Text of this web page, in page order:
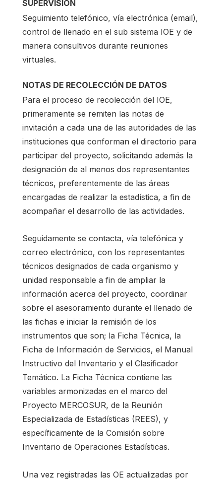
SUPERVISIÓN
Seguimiento telefónico, vía electrónica (email),
control de llenado en el sub sistema IOE y de
manera consultivos durante reuniones
virtuales.
NOTAS DE RECOLECCIÓN DE DATOS
Para el proceso de recolección del IOE,
primeramente se remiten las notas de
invitación a cada una de las autoridades de las
instituciones que conforman el directorio para
participar del proyecto, solicitando además la
designación de al menos dos representantes
técnicos, preferentemente de las áreas
encargadas de realizar la estadística, a fin de
acompañar el desarrollo de las actividades.
Seguidamente se contacta, vía telefónica y
correo electrónico, con los representantes
técnicos designados de cada organismo y
unidad responsable a fin de ampliar la
información acerca del proyecto, coordinar
sobre el asesoramiento durante el llenado de
las fichas e iniciar la remisión de los
instrumentos que son; la Ficha Técnica, la
Ficha de Información de Servicios, el Manual
Instructivo del Inventario y el Clasificador
Temático. La Ficha Técnica contiene las
variables armonizadas en el marco del
Proyecto MERCOSUR, de la Reunión
Especializada de Estadísticas (REES), y
específicamente de la Comisión sobre
Inventario de Operaciones Estadísticas.
Una vez registradas las OE actualizadas por